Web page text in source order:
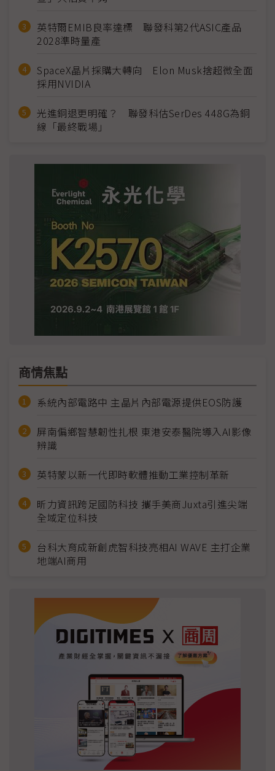
英特爾EMIB良率達標 聯發科第2代ASIC產品
2028準時量產
SpaceX晶片採購大轉向 Elon Musk捨超微全面
採用NVIDIA
光進銅退更明確？ 聯發科估SerDes 448G為銅
線「最終戰場」
商情焦點
系統內部電路中 主晶片內部電源提供EOS防護
屏南偏鄉智慧韌性扎根 東港安泰醫院導入AI影像
辨識
英特蒙以新一代即時軟體推動工業控制革新
昕力資訊跨足國防科技 攜手美商Juxta引進尖端
全域定位科技
台科大育成新創虎智科技亮相AI WAVE 主打企業
地端AI商用